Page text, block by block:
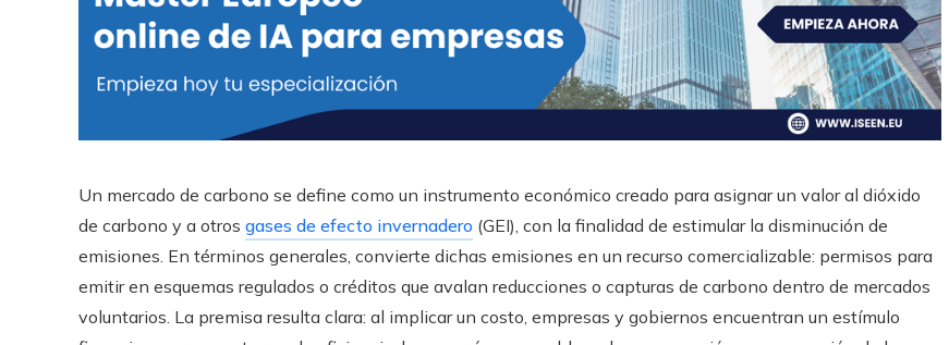
Un mercado de carbono se define como un instrumento económico creado para asignar un valor al dióxido
de carbono y a otros gases de efecto invernadero (GEI), con la finalidad de estimular la disminución de
emisiones. En términos generales, convierte dichas emisiones en un recurso comercializable: permisos para
emitir en esquemas regulados o créditos que avalan reducciones o capturas de carbono dentro de mercados
voluntarios. La premisa resulta clara: al implicar un costo, empresas y gobiernos encuentran un estímulo